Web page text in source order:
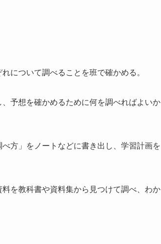
について調べることを班で確かめる。
予想を確かめるために何を調べればよいか
方」をノートなどに書き出し、学習計画を
を教科書や資料集から見つけて調べ、わか